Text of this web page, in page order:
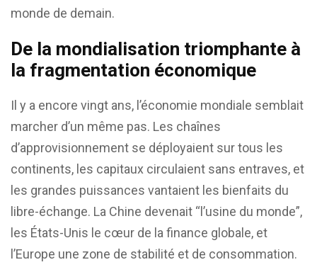
monde de demain.
De la mondialisation triomphante à
la fragmentation économique
Il y a encore vingt ans, l’économie mondiale semblait
marcher d’un même pas. Les chaînes
d’approvisionnement se déployaient sur tous les
continents, les capitaux circulaient sans entraves, et
les grandes puissances vantaient les bienfaits du
libre-échange. La Chine devenait “l’usine du monde”,
les États-Unis le cœur de la finance globale, et
l’Europe une zone de stabilité et de consommation.